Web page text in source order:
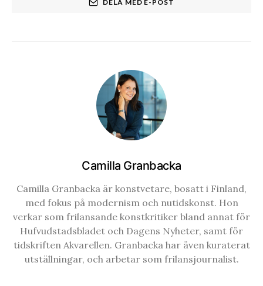
DELA MED E-POST
Camilla Granbacka
Camilla Granbacka är konstvetare, bosatt i Finland,
med fokus på modernism och nutidskonst. Hon
verkar som frilansande konstkritiker bland annat för
Hufvudstadsbladet och Dagens Nyheter, samt för
tidskriften Akvarellen. Granbacka har även kuraterat
utställningar, och arbetar som frilansjournalist.